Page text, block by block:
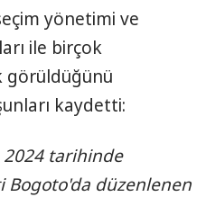
yönetimi ve
ile birçok
görüldüğünü
kaydetti:
2024 tarihinde
Bogoto'da düzenlenen